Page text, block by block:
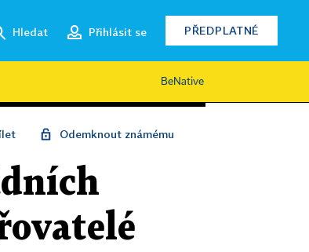
Hledat Přihlásit se PŘEDPLATNÉ
BeNative
Odemknout známému